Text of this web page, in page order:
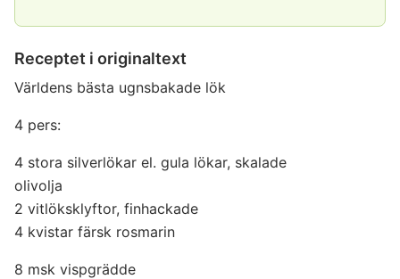
Receptet i originaltext
Världens bästa ugnsbakade lök
4 pers:
4 stora silverlökar el. gula lökar, skalade
olivolja
2 vitlöksklyftor, finhackade
4 kvistar färsk rosmarin
8 msk vispgrädde